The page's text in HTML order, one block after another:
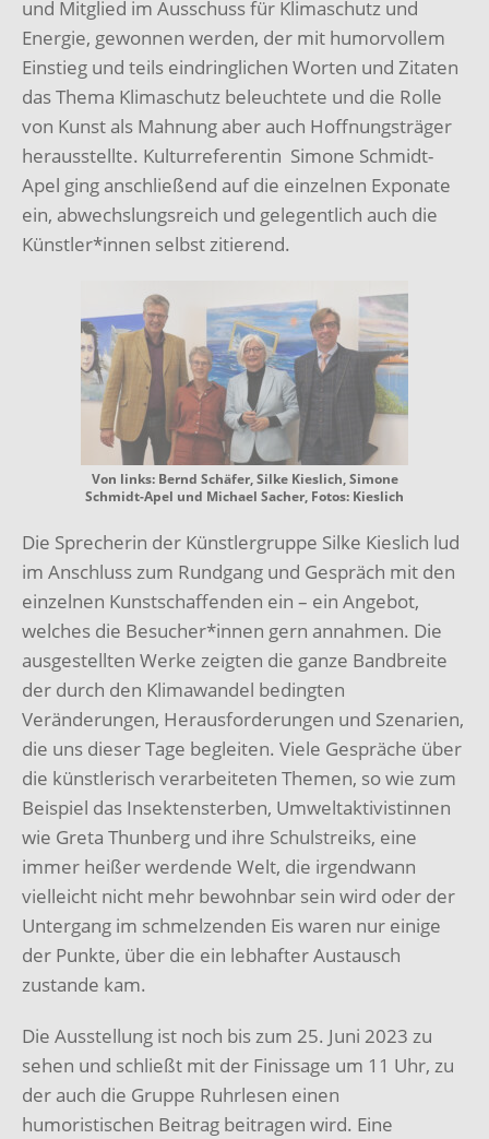
und Mitglied im Ausschuss für Klimaschutz und
Energie, gewonnen werden, der mit humorvollem
Einstieg und teils eindringlichen Worten und Zitaten
das Thema Klimaschutz beleuchtete und die Rolle
von Kunst als Mahnung aber auch Hoffnungsträger
herausstellte. Kulturreferentin Simone Schmidt-
Apel ging anschließend auf die einzelnen Exponate
ein, abwechslungsreich und gelegentlich auch die
Künstler*innen selbst zitierend.
Von links: Bernd Schäfer, Silke Kieslich, Simone
Schmidt-Apel und Michael Sacher, Fotos: Kieslich
Die Sprecherin der Künstlergruppe Silke Kieslich lud
im Anschluss zum Rundgang und Gespräch mit den
einzelnen Kunstschaffenden ein – ein Angebot,
welches die Besucher*innen gern annahmen. Die
ausgestellten Werke zeigten die ganze Bandbreite
der durch den Klimawandel bedingten
Veränderungen, Herausforderungen und Szenarien,
die uns dieser Tage begleiten. Viele Gespräche über
die künstlerisch verarbeiteten Themen, so wie zum
Beispiel das Insektensterben, Umweltaktivistinnen
wie Greta Thunberg und ihre Schulstreiks, eine
immer heißer werdende Welt, die irgendwann
vielleicht nicht mehr bewohnbar sein wird oder der
Untergang im schmelzenden Eis waren nur einige
der Punkte, über die ein lebhafter Austausch
zustande kam.
Die Ausstellung ist noch bis zum 25. Juni 2023 zu
sehen und schließt mit der Finissage um 11 Uhr, zu
der auch die Gruppe Ruhrlesen einen
humoristischen Beitrag beitragen wird. Eine